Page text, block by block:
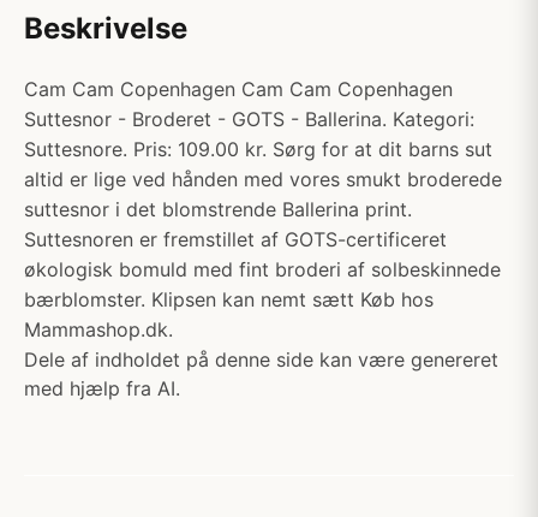
Beskrivelse
Cam Cam Copenhagen Cam Cam Copenhagen
Suttesnor - Broderet - GOTS - Ballerina. Kategori:
Suttesnore. Pris: 109.00 kr. Sørg for at dit barns sut
altid er lige ved hånden med vores smukt broderede
suttesnor i det blomstrende Ballerina print.
Suttesnoren er fremstillet af GOTS-certificeret
økologisk bomuld med fint broderi af solbeskinnede
bærblomster. Klipsen kan nemt sætt Køb hos
Mammashop.dk.
Dele af indholdet på denne side kan være genereret
med hjælp fra AI.